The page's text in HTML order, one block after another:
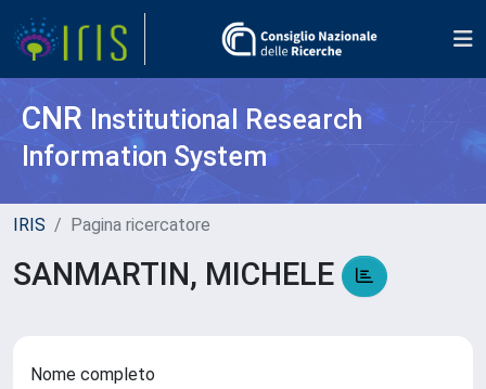
CNR Institutional Research
Information System
IRIS Pagina ricercatore
SANMARTIN, MICHELE
Nome completo